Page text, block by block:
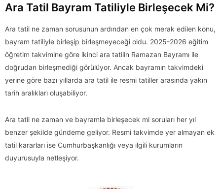
Ara Tatil Bayram Tatiliyle Birleşecek Mi?
Ara tatil ne zaman sorusunun ardından en çok merak edilen konu,
bayram tatiliyle birleşip birleşmeyeceği oldu. 2025-2026 eğitim
öğretim takvimine göre ikinci ara tatilin Ramazan Bayramı ile
doğrudan birleşmediği görülüyor. Ancak bayramın takvimdeki
yerine göre bazı yıllarda ara tatil ile resmi tatiller arasında yakın
tarih aralıkları oluşabiliyor.
Ara tatil ne zaman ve bayramla birleşecek mi soruları her yıl
benzer şekilde gündeme geliyor. Resmi takvimde yer almayan ek
tatil kararları ise Cumhurbaşkanlığı veya ilgili kurumların
duyurusuyla netleşiyor.